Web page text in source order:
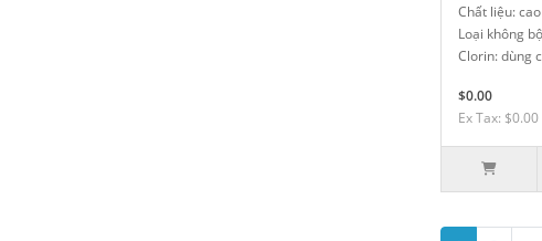
Chất liệu:
Loại không
Clorin: dùng
$0.00
Ex Tax: $0.00